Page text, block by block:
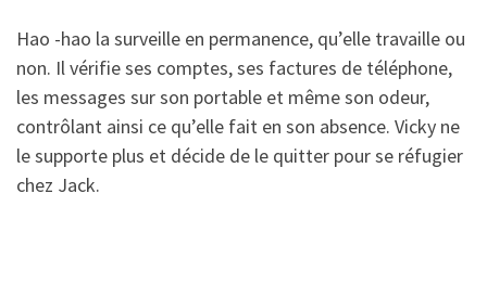
Hao -hao la surveille en permanence, qu’elle travaille ou
non. Il vérifie ses comptes, ses factures de téléphone,
les messages sur son portable et même son odeur,
contrôlant ainsi ce qu’elle fait en son absence. Vicky ne
le supporte plus et décide de le quitter pour se réfugier
chez Jack.